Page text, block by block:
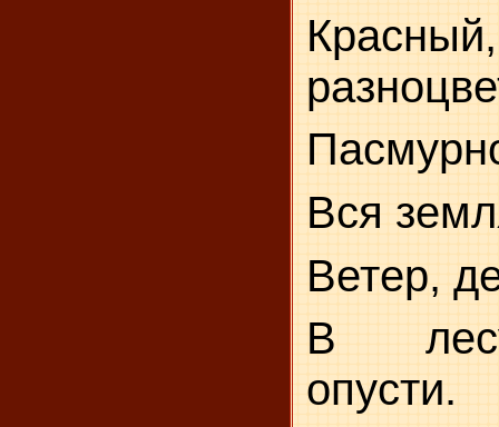
Красный,
Вся
Ветер,
В
опусти.